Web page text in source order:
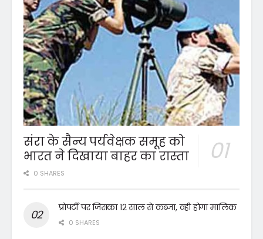
संरा के सैन्य पर्यवेक्षक समूह को
भारत ने दिखाया बाहर का रास्ता
0 SHARES
प्रोपर्टी पर जिसका 12 साल से कब्जा, वही होगा मालिक
0 SHARES